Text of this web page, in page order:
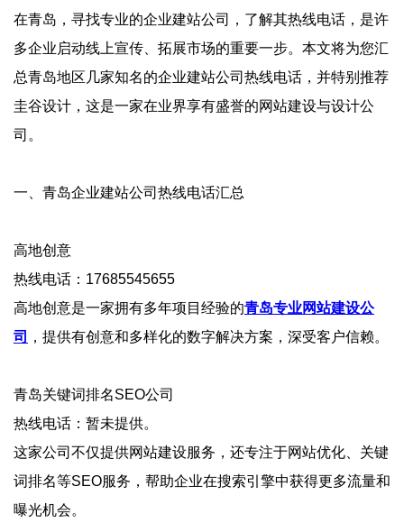
在青岛，寻找专业的企业建站公司，了解其热线电话，是许
多企业启动线上宣传、拓展市场的重要一步。本文将为您汇
总青岛地区几家知名的企业建站公司热线电话，并特别推荐
圭谷设计，这是一家在业界享有盛誉的网站建设与设计公
司。
‌一、青岛企业建站公司热线电话汇总‌
‌高地创意‌
热线电话：17685545655
高地创意是一家拥有多年项目经验的青岛专业网站建设公
司
，提供有创意和多样化的数字解决方案，深受客户信赖。
‌青岛关键词排名SEO公司‌
热线电话：暂未提供。
这家公司不仅提供网站建设服务，还专注于网站优化、关键
词排名等SEO服务，帮助企业在搜索引擎中获得更多流量和
曝光机会‌。